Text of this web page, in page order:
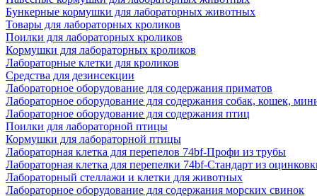
Бункерные кормушки для лабораторных животных
Товары для лабораторных кроликов
Поилки для лабораторных кроликов
Кормушки для лабораторных кроликов
Лабораторные клетки для кроликов
Средства для дезинсекции
Лабораторное оборудование для содержания приматов
Лабораторное оборудование для содержания собак, кошек,
Лабораторное оборудование для содержания птиц
Поилки для лабораторной птицы
Кормушки для лабораторной птицы
Лабораторная клетка для перепелов 74bf-Профи из трубы
Лабораторная клетка для перепелки 74bf-Стандарт из
Лабораторный стеллажи и клетки для животных
Лабораторное оборудование для содержания морских свинок